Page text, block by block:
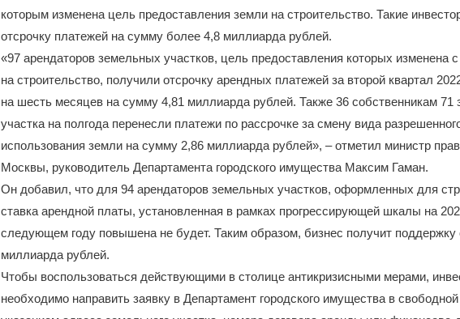
которым изменена цель предоставления земли на строительство. Такие
отсрочку платежей на сумму более 4,8 миллиарда рублей.
«97 арендаторов земельных участков, цель предоставления которых изменена
на строительство, получили отсрочку арендных платежей за второй квартал
на шесть месяцев на сумму 4,81 миллиарда рублей. Также 36 собственникам 71
участка на полгода перенесли платежи по рассрочке за смену вида
использования земли на сумму 2,86 миллиарда рублей», – отметил министр
Москвы, руководитель Департамента городского имущества Максим Гаман.
Он добавил, что для 94 арендаторов земельных участков, оформленных для
ставка арендной платы, установленная в рамках прогрессирующей шкалы на
следующем году повышена не будет. Таким образом, бизнес получит
миллиарда рублей.
Чтобы воспользоваться действующими в столице антикризисными мерами,
необходимо направить заявку в Департамент городского имущества в